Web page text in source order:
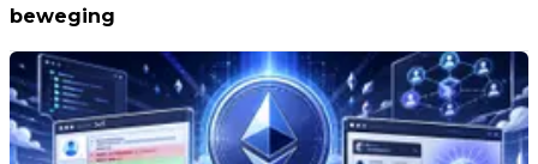
beweging